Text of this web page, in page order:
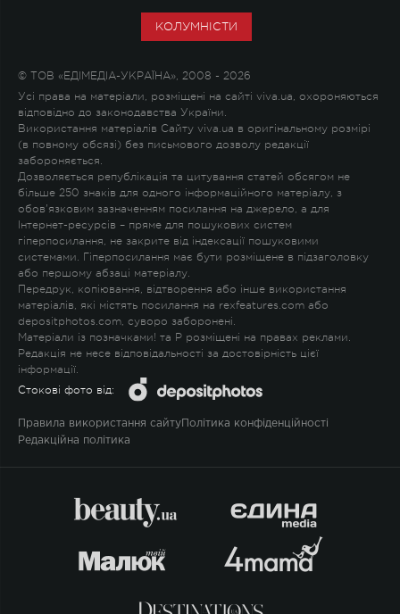
КОЛУМНІСТИ
© ТОВ «ЕДІМЕДІА-УКРАЇНА», 2008 - 2026
Усі права на матеріали, розміщені на сайті viva.ua, охороняються
відповідно до законодавства України.
Використання матеріалів Сайту viva.ua в оригінальному розмірі
(в повному обсязі) без письмового дозволу редакції
забороняється.
Дозволяється републікація та цитування статей обсягом не
більше 250 знаків для одного інформаційного матеріалу, з
обов'язковим зазначенням посилання на джерело, а для
Інтернет-ресурсів – пряме для пошукових систем
гіперпосилання, не закрите від індексації пошуковими
системами. Гіперпосилання має бути розміщене в підзаголовку
або першому абзаці матеріалу.
Передрук, копіювання, відтворення або інше використання
матеріалів, які містять посилання на rexfeatures.com або
depositphotos.com, суворо заборонені.
Матеріали із позначками! та P розміщені на правах реклами.
Редакція не несе відповідальності за достовірність цієї
інформації.
Стокові фото від:
Правила використання сайту Політика конфіденційності
Редакційна політика